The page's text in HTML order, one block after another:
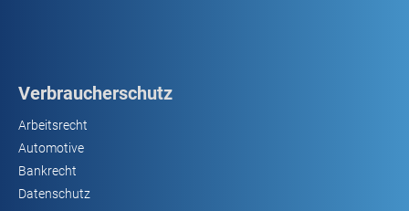
Verbraucherschutz
Arbeitsrecht
Automotive
Bankrecht
Datenschutz